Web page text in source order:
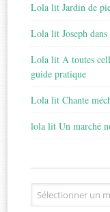
Lola lit Jardin de
Lola lit Joseph
Lola lit A toutes
guide pratique
Lola lit Chante
lola lit Un marché
Archives